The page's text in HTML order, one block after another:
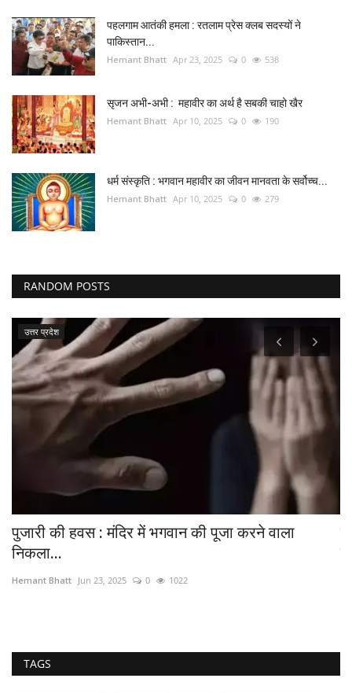
पहलगाम आतंकी हमला : रतलाम प्रेस क्लब सदस्यों ने
पाकिस्तान...
Hemant Bhatt Apr 23, 2025 0 538
सृजन अभी-अभी : महावीर का अर्थ है सबकी चाहो खैर
Hemant Bhatt Apr 10, 2025 0 190
धर्म संस्कृति : भगवान महावीर का जीवन मानवता के सर्वोच्च...
Hemant Bhatt Apr 10, 2025 0 279
RANDOM POSTS
भोपाल
विचार सरोकार : एआई तकनीक सीखने वालों के
Hemant Bhatt Jul 18, 2026
TAGS